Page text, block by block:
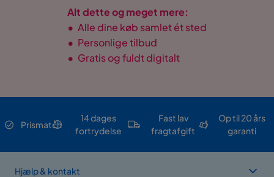
Alt dette og meget mere:
• Alle dine køb samlet ét sted
• Personlige tilbud
• Gratis og fuldt digitalt
Prismatch
14 dages
fortrydelse
Fast lav
fragtafgift
Op til 20 års
garanti
Hjælp & kontakt